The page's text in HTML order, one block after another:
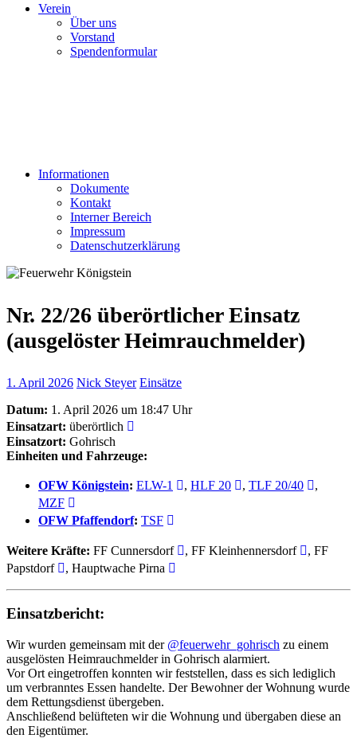
Verein
Über uns
Vorstand
Spendenformular
Informationen
Dokumente
Kontakt
Interner Bereich
Impressum
Datenschutzerklärung
Nr. 22/26 überörtlicher Einsatz
(ausgelöster Heimrauchmelder)
1. April 2026 Nick Steyer Einsätze
Datum: 1. April 2026 um 18:47 Uhr
Einsatzart: überörtlich
Einsatzort: Gohrisch
Einheiten und Fahrzeuge:
OFW Königstein: ELW-1 , HLF 20 , TLF 20/40
,
MZF
OFW Pfaffendorf: TSF
Weitere Kräfte: FF Cunnersdorf , FF Kleinhennersdorf
, FF
Papstdorf
, Hauptwache Pirna
Einsatzbericht:
Wir wurden gemeinsam mit der @feuerwehr_gohrisch zu einem
ausgelösten Heimrauchmelder in Gohrisch alarmiert.
Vor Ort eingetroffen konnten wir feststellen, dass es sich lediglich
um verbranntes Essen handelte. Der Bewohner der Wohnung wurde
dem Rettungsdienst übergeben.
Anschließend belüfteten wir die Wohnung und übergaben diese an
den Eigentümer.